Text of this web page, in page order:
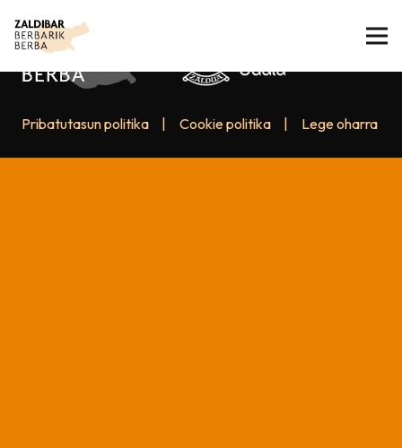
Pribatutasun politika Cookie politika Lege oharra